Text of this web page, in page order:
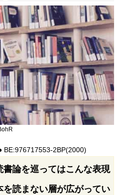
BE:976717553-2BP(2000)
論を巡ってはこんな表現
読まない層が広がってい